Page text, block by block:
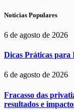
Noticias Populares
6 de agosto de 2026
Dicas Práticas para
6 de agosto de 2026
Fracasso das
resultados e